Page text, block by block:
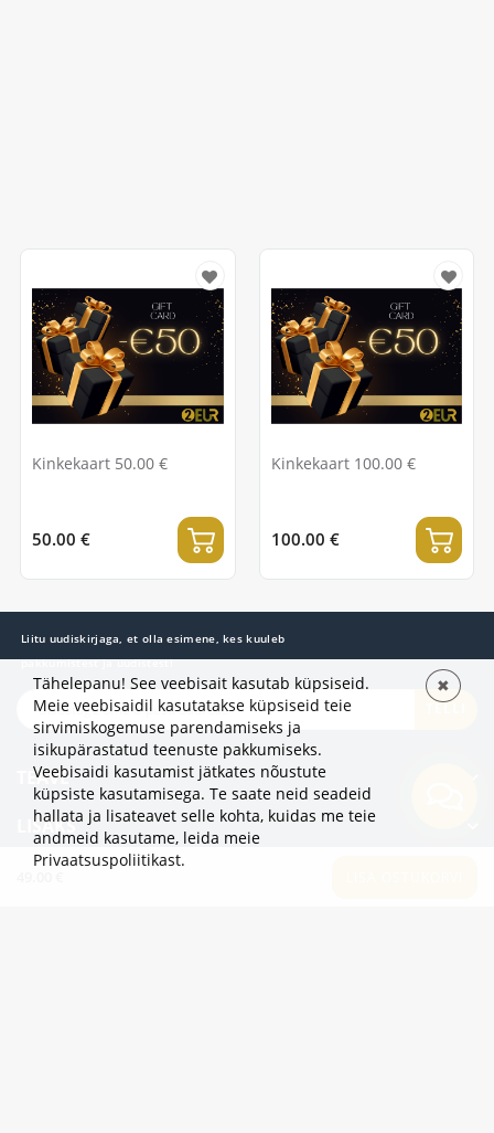
Kinkekaart 50.00 €
50.00 €
Kinkekaart 100.00 €
100.00 €
Liitu uudiskirjaga, et olla esimene, kes kuuleb
pakkumistest ja uudistest!
TELLI
TEAVE
LISAKS
KATEGOORIAD
Tähelepanu! See veebisait kasutab küpsiseid.
Meie veebisaidil kasutatakse küpsiseid teie
sirvimiskogemuse parendamiseks ja
isikupärastatud teenuste pakkumiseks.
Veebisaidi kasutamist jätkates nõustute
küpsiste kasutamisega. Te saate neid seadeid
hallata ja lisateavet selle kohta, kuidas me teie
andmeid kasutame, leida meie
Privaatsuspoliitikast.
✖